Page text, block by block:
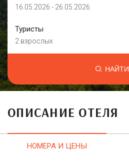
16.05.2026 - 26.05.2026
Туристы
2 взрослых
НАЙТИ
ОПИСАНИЕ ОТЕЛЯ
НОМЕРА И ЦЕНЫ